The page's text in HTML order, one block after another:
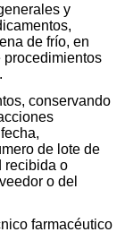
y
de frío, en
procedimientos
conservando
de lote de
recibida o
o del
farmacéutico